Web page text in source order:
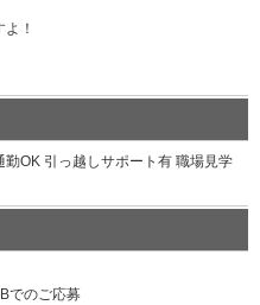
！
OK 引っ越しサポート有 職場見学
でのご応募